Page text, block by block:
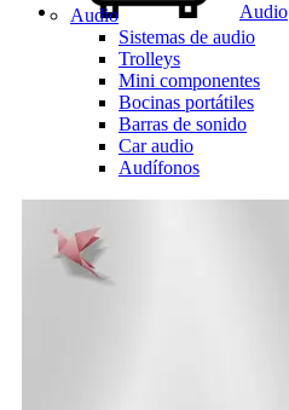
Audio
Audio
Sistemas de audio
Trolleys
Mini componentes
Bocinas portátiles
Barras de sonido
Car audio
Audífonos